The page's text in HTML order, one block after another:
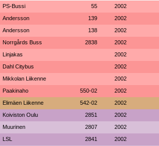
PS-Bussi 55 2002
Andersson 139 2002
Andersson 138 2002
Norrgårds Buss 2838 2002
Linjakas 2002
Dahl Citybus 2002
Mikkolan Liikenne 2002
Paakinaho 550-02 2002
Elimäen Liikenne 542-02 2002
Koiviston Oulu 2851 2002
Muurinen 2807 2002
LSL 2841 2002